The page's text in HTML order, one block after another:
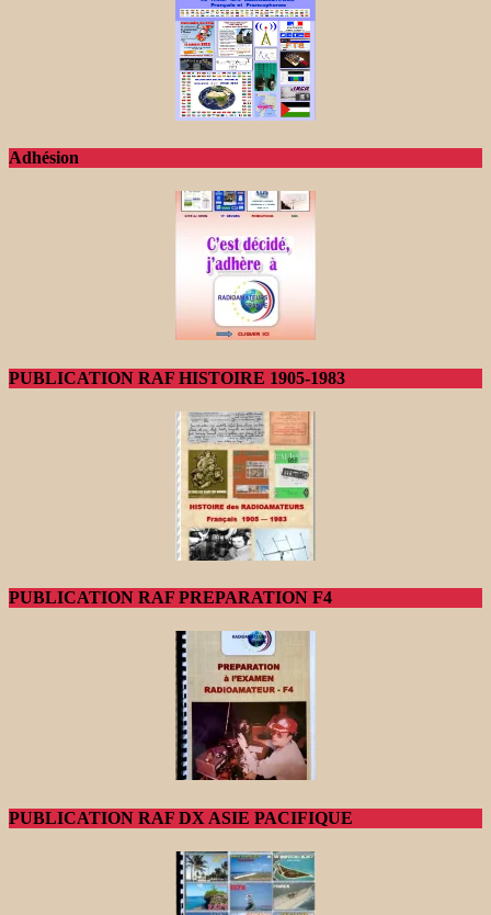
Adhésion
PUBLICATION RAF HISTOIRE 1905-1983
PUBLICATION RAF PREPARATION F4
PUBLICATION RAF DX ASIE PACIFIQUE